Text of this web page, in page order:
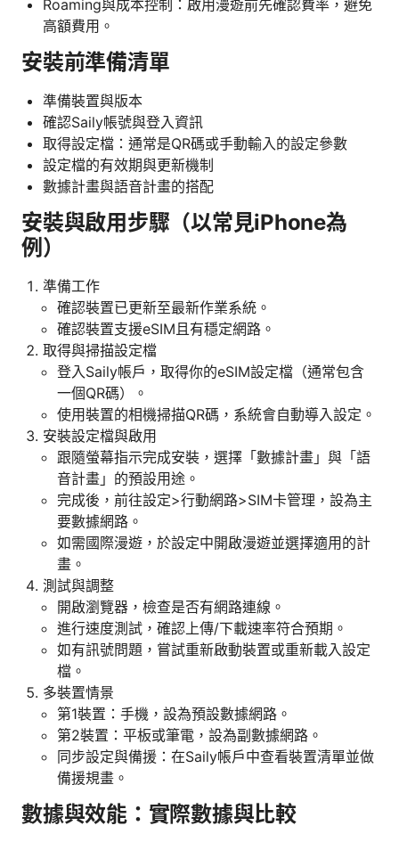
Roaming與成本控制：啟用漫遊前先確認費率，避免
高額費用。
安裝前準備清單
準備裝置與版本
確認Saily帳號與登入資訊
取得設定檔：通常是QR碼或手動輸入的設定參數
設定檔的有效期與更新機制
數據計畫與語音計畫的搭配
安裝與啟用步驟（以常見iPhone為
例）
準備工作
確認裝置已更新至最新作業系統。
確認裝置支援eSIM且有穩定網路。
取得與掃描設定檔
登入Saily帳戶，取得你的eSIM設定檔（通常包含
一個QR碼）。
使用裝置的相機掃描QR碼，系統會自動導入設定。
安裝設定檔與啟用
跟隨螢幕指示完成安裝，選擇「數據計畫」與「語
音計畫」的預設用途。
完成後，前往設定>行動網路>SIM卡管理，設為主
要數據網路。
如需國際漫遊，於設定中開啟漫遊並選擇適用的計
畫。
測試與調整
開啟瀏覽器，檢查是否有網路連線。
進行速度測試，確認上傳/下載速率符合預期。
如有訊號問題，嘗試重新啟動裝置或重新載入設定
檔。
多裝置情景
第1裝置：手機，設為預設數據網路。
第2裝置：平板或筆電，設為副數據網路。
同步設定與備援：在Saily帳戶中查看裝置清單並做
備援規畫。
數據與效能：實際數據與比較